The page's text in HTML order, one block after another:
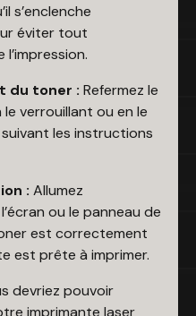
s’enclenche
éviter tout
du toner : Refermez le
verrouillant ou en le
les instructions
: Allumez
ou le panneau de
est correctement
est prête à imprimer.
devriez pouvoir
imprimante laser